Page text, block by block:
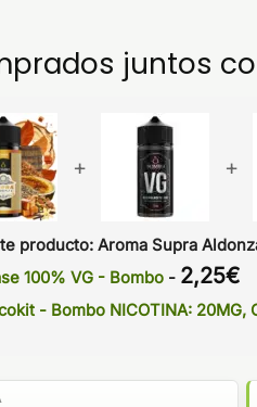
juntos
+ +
producto: Aroma Supra
100% VG - Bombo - 2,25€
- Bombo NICOTINA: 20MG,